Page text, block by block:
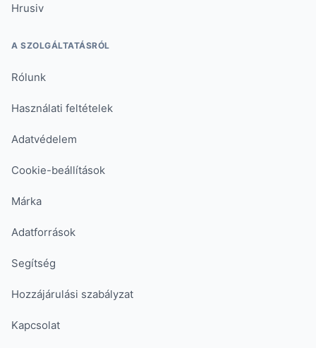
Hrusiv
A SZOLGÁLTATÁSRÓL
Rólunk
Használati feltételek
Adatvédelem
Cookie-beállítások
Márka
Adatforrások
Segítség
Hozzájárulási szabályzat
Kapcsolat